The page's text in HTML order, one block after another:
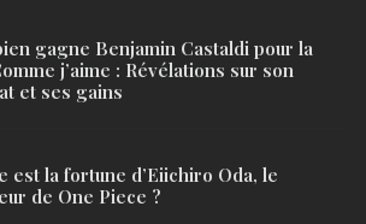
gagne Benjamin Castaldi pour la
j’aime : Révélations sur son
et ses gains
est la fortune d’Eiichiro Oda, le
de One Piece ?